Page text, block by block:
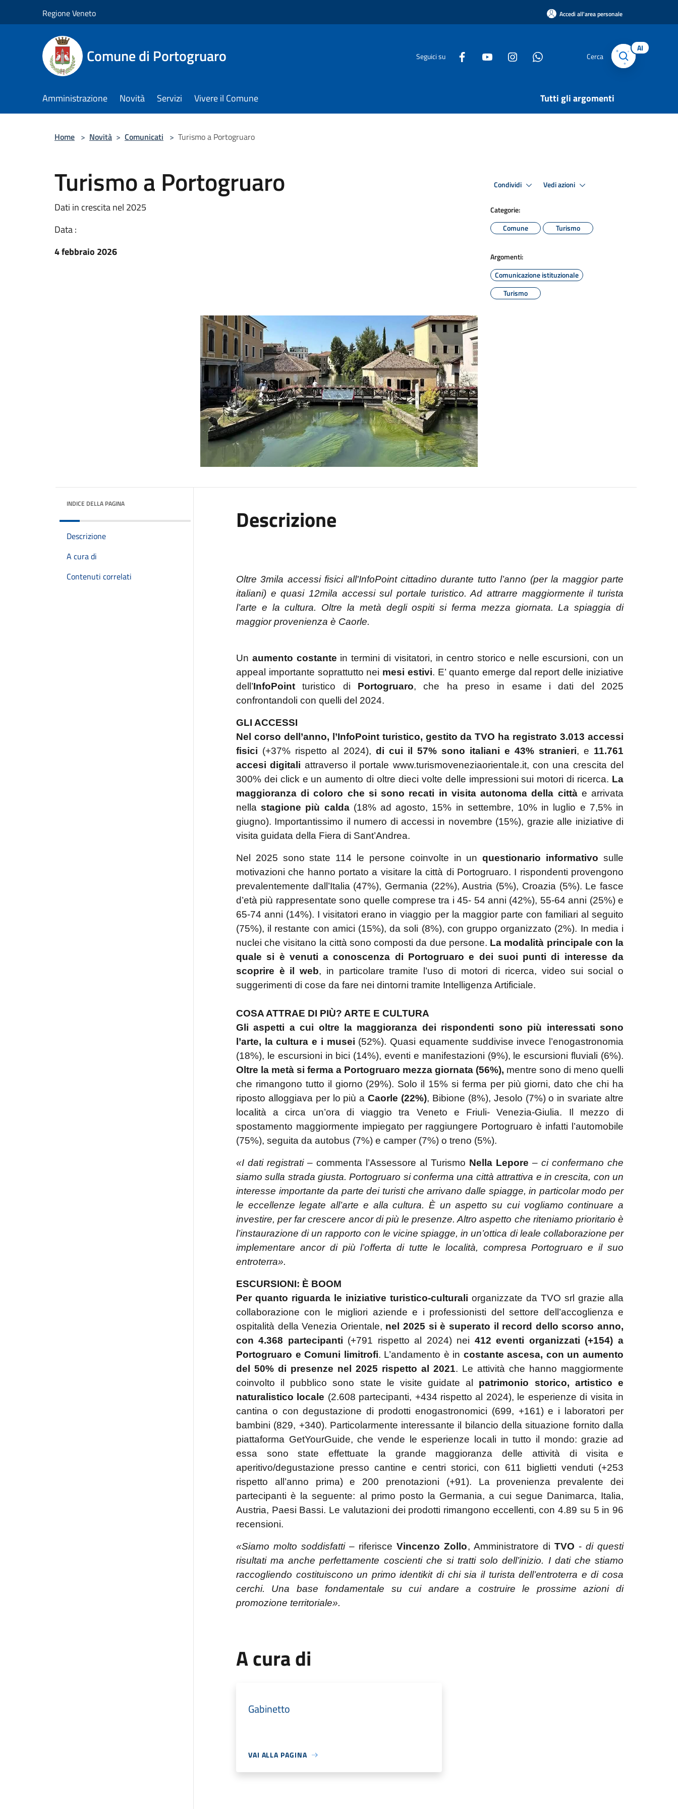
Regione Veneto Accedi all'area personale
Comune di Portogruaro Seguici su Cerca
AI
Amministrazione Novità Servizi Vivere il Comune Tutti gli argomenti
Home > Novità > Comunicati > Turismo a Portogruaro
Turismo a Portogruaro
Dati in crescita nel 2025
Data :
4 febbraio 2026
Condividi Vedi azioni
Categorie:
Comune
Turismo
Argomenti:
Comunicazione istituzionale
Turismo
INDICE DELLA PAGINA
Descrizione
A cura di
Contenuti correlati
Descrizione
Oltre 3mila accessi fisici all'InfoPoint cittadino durante tutto l’anno (per la maggior parte
italiani) e quasi 12mila accessi sul portale turistico. Ad attrarre maggiormente il turista
l’arte e la cultura. Oltre la metà degli ospiti si ferma mezza giornata. La spiaggia di
maggior provenienza è Caorle.
Un aumento costante in termini di visitatori, in centro storico e nelle escursioni, con un
appeal importante soprattutto nei mesi estivi. E’ quanto emerge dal report delle iniziative
dell’InfoPointturistico di Portogruaro, che ha preso in esame i dati del 2025
confrontandoli con quelli del 2024.
GLI ACCESSI
Nel corso dell’anno, l’InfoPoint turistico, gestito da TVO ha registrato 3.013 accessi
fisici (+37% rispetto al 2024), di cui il 57% sono italiani e 43% stranieri, e 11.761
accesi digitali attraverso il portale www.turismoveneziaorientale.it, con una crescita del
300% dei click e un aumento di oltre dieci volte delle impressioni sui motori di ricerca. La
maggioranza di coloro che si sono recati in visita autonoma della cittàe arrivata
nellastagione più calda(18% ad agosto, 15% in settembre, 10% in luglio e 7,5% in
giugno). Importantissimo il numero di accessi in novembre (15%), grazie alle iniziative di
visita guidata della Fiera di Sant’Andrea.
Nel 2025 sono state 114 le persone coinvolte in unquestionario informativo sulle
motivazioni che hanno portato a visitare la città di Portogruaro. I rispondenti provengono
prevalentemente dall’Italia (47%), Germania (22%), Austria (5%), Croazia (5%). Le fasce
d’età più rappresentate sono quelle comprese tra i 45- 54 anni (42%), 55-64 anni (25%) e
65-74 anni (14%). I visitatori erano in viaggio per la maggior parte con familiari al seguito
(75%), il restante con amici (15%), da soli (8%), con gruppo organizzato (2%). In media i
nuclei che visitano la città sono composti da due persone. La modalità principale con la
quale si è venuti a conoscenza di Portogruaro e dei suoi punti di interesse da
scoprire è il web, in particolare tramite l’uso di motori di ricerca, video sui social o
suggerimenti di cose da fare nei dintorni tramite Intelligenza Artificiale.
COSA ATTRAE DI PIÙ? ARTE E CULTURA
Gli aspetti a cui oltre la maggioranza dei rispondenti sono più interessati sono
l’arte, la cultura e i musei (52%). Quasi equamente suddivise invece l’enogastronomia
(18%), le escursioni in bici (14%), eventi e manifestazioni (9%), le escursioni fluviali (6%).
Oltre la metà si ferma a Portogruaro mezza giornata (56%), mentre sono di meno quelli
che rimangono tutto il giorno (29%). Solo il 15% si ferma per più giorni, dato che chi ha
riposto alloggiava per lo più aCaorle (22%), Bibione (8%), Jesolo (7%) o in svariate altre
località a circa un’ora di viaggio tra Veneto e Friuli- Venezia-Giulia. Il mezzo di
spostamento maggiormente impiegato per raggiungere Portogruaro è infatti l’automobile
(75%), seguita da autobus (7%) e camper (7%) o treno (5%).
«I dati registrati– commenta l’Assessore al Turismo Nella Lepore – ci confermano che
siamo sulla strada giusta. Portogruaro si conferma una città attrattiva e in crescita, con un
interesse importante da parte dei turisti che arrivano dalle spiagge, in particolar modo per
le eccellenze legate all’arte e alla cultura. È un aspetto su cui vogliamo continuare a
investire, per far crescere ancor di più le presenze. Altro aspetto che riteniamo prioritario è
l’instaurazione di un rapporto con le vicine spiagge, in un’ottica di leale collaborazione per
implementare ancor di più l’offerta di tutte le località, compresa Portogruaro e il suo
entroterra».
ESCURSIONI: È BOOM
Per quanto riguarda le iniziative turistico-culturali organizzate da TVO srl grazie alla
collaborazione con le migliori aziende e i professionisti del settore dell’accoglienza e
ospitalità della Venezia Orientale, nel 2025 si è superato il record dello scorso anno,
con 4.368 partecipanti (+791 rispetto al 2024) nei 412 eventi organizzati (+154) a
Portogruaro e Comuni limitrofi. L’andamento è in costante ascesa, con un aumento
del 50% di presenze nel 2025 rispetto al 2021. Le attività che hanno maggiormente
coinvolto il pubblico sono state le visite guidate al patrimonio storico, artistico e
naturalistico locale (2.608 partecipanti, +434 rispetto al 2024), le esperienze di visita in
cantina o con degustazione di prodotti enogastronomici (699, +161) e i laboratori per
bambini (829, +340). Particolarmente interessante il bilancio della situazione fornito dalla
piattaforma GetYourGuide, che vende le esperienze locali in tutto il mondo: grazie ad
essa sono state effettuate la grande maggioranza delle attività di visita e
aperitivo/degustazione presso cantine e centri storici, con 611 biglietti venduti (+253
rispetto all’anno prima) e 200 prenotazioni (+91). La provenienza prevalente dei
partecipanti è la seguente: al primo posto la Germania, a cui segue Danimarca, Italia,
Austria, Paesi Bassi. Le valutazioni dei prodotti rimangono eccellenti, con 4.89 su 5 in 96
recensioni.
«Siamo molto soddisfatti– riferisceVincenzo Zollo, Amministratore di TVO -di questi
risultati ma anche perfettamente coscienti che si tratti solo dell’inizio. I dati che stiamo
raccogliendo costituiscono un primo identikit di chi sia il turista dell’entroterra e di cosa
cerchi. Una base fondamentale su cui andare a costruire le prossime azioni di
promozione territoriale».
A cura di
Gabinetto
VAI ALLA PAGINA